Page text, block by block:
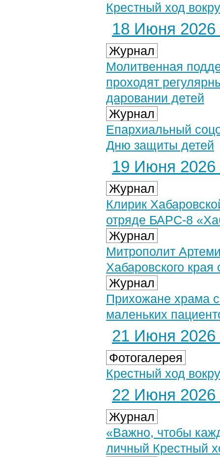
Крестный ход
18 Июня 2026
Журнал
Молитвенная
проходят
даровании детей
Журнал
Епархиальный
Дню защиты детей
19 Июня 2026
Журнал
Клирик
отряде БАРС-8
Журнал
Митрополит
Хабаровского
Журнал
Прихожане храма
маленьких
21 Июня 2026
Фотогалерея
Крестный ход
22 Июня 2026
Журнал
«Важно, чтобы
личный Крестный